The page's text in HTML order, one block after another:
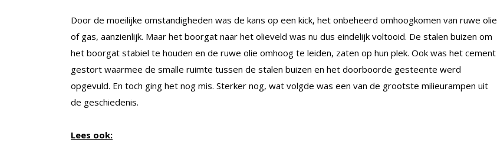
Door de moeilijke omstandigheden was de kans op een kick, het onbeheerd omhoogkomen van ruwe olie
of gas, aanzienlijk. Maar het boorgat naar het olieveld was nu dus eindelijk voltooid. De stalen buizen om
het boorgat stabiel te houden en de ruwe olie omhoog te leiden, zaten op hun plek. Ook was het cement
gestort waarmee de smalle ruimte tussen de stalen buizen en het doorboorde gesteente werd
opgevuld. En toch ging het nog mis. Sterker nog, wat volgde was een van de grootste milieurampen uit
de geschiedenis.
Lees ook: